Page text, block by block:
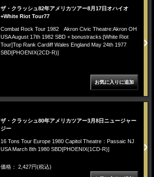
ザ・クラッシュ82年アメリカツアー8月17日オハイオ
+White Riot Tour77
Combat Rock Tour 1982 Akron Civic Theatre:Akron OH
USA August 17th 1982 SBD + bonustracks:[White Riot
Tour]Top Rank Cardiff Wales England May 24th 1977
SBD[PHOENIX(2CD-R)]
ザ・クラッシュ80年アメリカツアー3月8日ニュージャー
ジー
16 Tons Tour Europe 1980 Capitol Theatre：Passaic NJ
USA March 8th 1980 SBD[PHOENIX(1CD-R)]
価格： 2,427円(税込)